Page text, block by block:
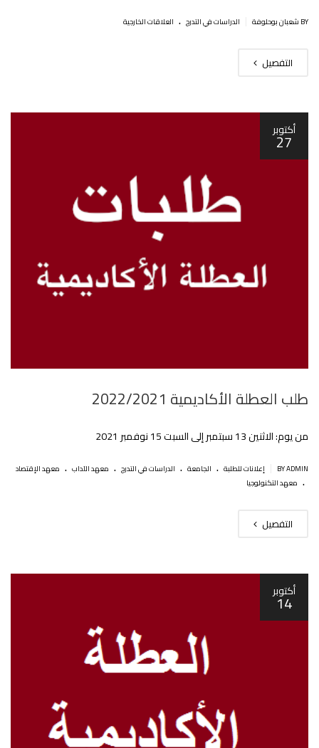
BY شعبان بوحلوفة الدراسات في التدرج . العلاقات الخارجية
التفصيل
أكتوبر
27
طلب العطلة الأكاديمية 2022/2021
من يوم: الاثنين 13 سبتمبر إلى السبت 15 نوفمبر 2021
BY ADMIN إعلانات للطلبة . الجامعة . الدراسات في التدرج . معهد الآداب . معهد الإقتصاد
. معهد التكنولوجيا
التفصيل
أكتوبر
14